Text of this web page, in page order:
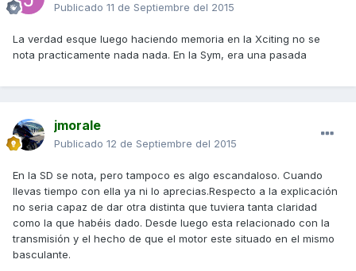
Publicado 11 de Septiembre del 2015
La verdad esque luego haciendo memoria en la Xciting no se
nota practicamente nada nada. En la Sym, era una pasada
jmorale
Publicado 12 de Septiembre del 2015
En la SD se nota, pero tampoco es algo escandaloso. Cuando
llevas tiempo con ella ya ni lo aprecias.Respecto a la explicación
no seria capaz de dar otra distinta que tuviera tanta claridad
como la que habéis dado. Desde luego esta relacionado con la
transmisión y el hecho de que el motor este situado en el mismo
basculante.